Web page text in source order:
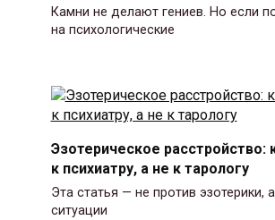
Камни не делают гениев. Но если
на психологические
Эзотерическое расстройство:
к психиатру, а не к тарологу
Эта статья — не против эзотерики,
ситуации